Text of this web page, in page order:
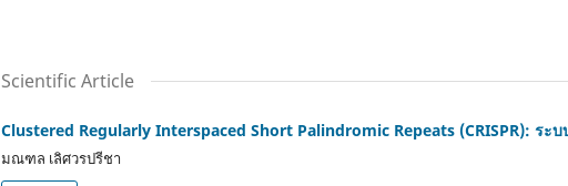
Scientific Article
Clustered Regularly Interspaced Short Palindromic Repeats (CRISPR): ระ
มณฑล เลิศวรปรีชา